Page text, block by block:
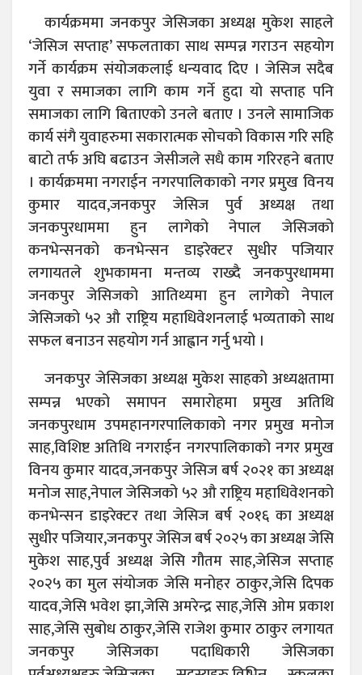
कार्यक्रममा जनकपुर जेसिजका अध्यक्ष मुकेश साहले
‘जेसिज सप्ताह’ सफलताका साथ सम्पन्न गराउन सहयोग
गर्ने कार्यक्रम संयोजकलाई धन्यवाद दिए । जेसिज सदैब
युवा र समाजका लागि काम गर्ने हुदा यो सप्ताह पनि
समाजका लागि बिताएको उनले बताए । उनले सामाजिक
कार्य संगै युवाहरुमा सकारात्मक सोचको विकास गरि सहि
बाटो तर्फ अघि बढाउन जेसीजले सधै काम गरिरहने बताए
। कार्यक्रममा नगराईन नगरपालिकाको नगर प्रमुख विनय
कुमार यादव,जनकपुर जेसिज पुर्व अध्यक्ष तथा
जनकपुरधाममा हुन लागेको नेपाल जेसिजको
कनभेन्सनको कनभेन्सन डाइरेक्टर सुधीर पजियार
लगायतले शुभकामना मन्तव्य राख्दै जनकपुरधाममा
जनकपुर जेसिजको आतिथ्यमा हुन लागेको नेपाल
जेसिजको ५२ औ राष्ट्रिय महाधिवेशनलाई भव्यताको साथ
सफल बनाउन सहयोग गर्न आह्वान गर्नु भयो ।
जनकपुर जेसिजका अध्यक्ष मुकेश साहको अध्यक्षतामा
सम्पन्न भएको समापन समारोहमा प्रमुख अतिथि
जनकपुरधाम उपमहानगरपालिकाको नगर प्रमुख मनोज
साह,विशिष्ट अतिथि नगराईन नगरपालिकाको नगर प्रमुख
विनय कुमार यादव,जनकपुर जेसिज बर्ष २०२१ का अध्यक्ष
मनोज साह,नेपाल जेसिजको ५२ औ राष्ट्रिय महाधिवेशनको
कनभेन्सन डाइरेक्टर तथा जेसिज बर्ष २०१६ का अध्यक्ष
सुधीर पजियार,जनकपुर जेसिज बर्ष २०२५ का अध्यक्ष जेसि
मुकेश साह,पुर्व अध्यक्ष जेसि गौतम साह,जेसिज सप्ताह
२०२५ का मुल संयोजक जेसि मनोहर ठाकुर,जेसि दिपक
यादव,जेसि भवेश झा,जेसि अमरेन्द्र साह,जेसि ओम प्रकाश
साह,जेसि सुबोध ठाकुर,जेसि राजेश कुमार ठाकुर लगायत
जनकपुर जेसिजका पदाधिकारी जेसिजका